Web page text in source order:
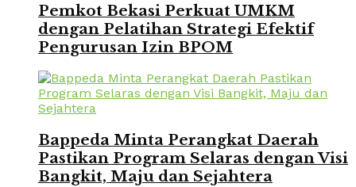
Pemkot Bekasi Perkuat UMKM
dengan Pelatihan Strategi Efektif
Pengurusan Izin BPOM
Bappeda Minta Perangkat Daerah
Pastikan Program Selaras dengan Visi
Bangkit, Maju dan Sejahtera